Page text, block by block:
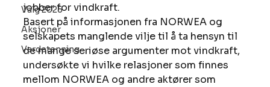
Valg 2025
Aksjoner
Vardetenning
jobber for vindkraft.
Basert på informasjonen fra NORWEA og
selskapets manglende vilje til å ta hensyn til
de mange seriøse argumenter mot vindkraft,
undersøkte vi hvilke relasjoner som finnes
mellom NORWEA og andre aktører som